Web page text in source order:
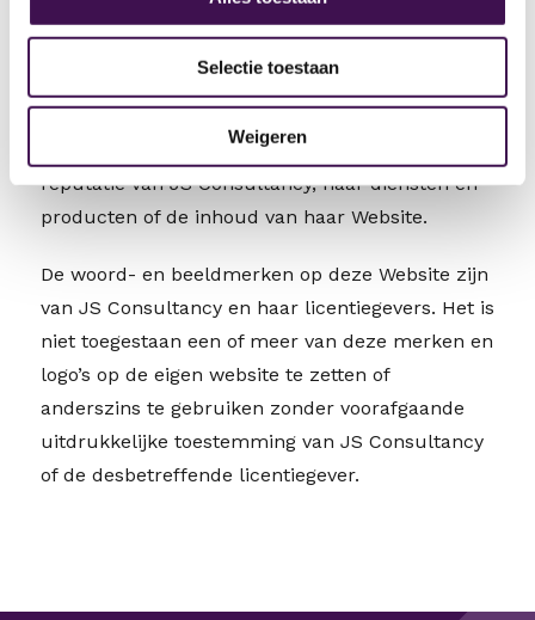
Selectie toestaan
Weigeren
van de gastsite zich naar het oordeel van JS
Consultancy slecht verdraagt met de naam en
reputatie van JS Consultancy, haar diensten en
producten of de inhoud van haar Website.
De woord- en beeldmerken op deze Website zijn
van JS Consultancy en haar licentiegevers. Het is
niet toegestaan een of meer van deze merken en
logo’s op de eigen website te zetten of
anderszins te gebruiken zonder voorafgaande
uitdrukkelijke toestemming van JS Consultancy
of de desbetreffende licentiegever.